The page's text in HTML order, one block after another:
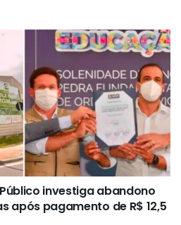
investiga abandono
após pagamento de R$ 12,5